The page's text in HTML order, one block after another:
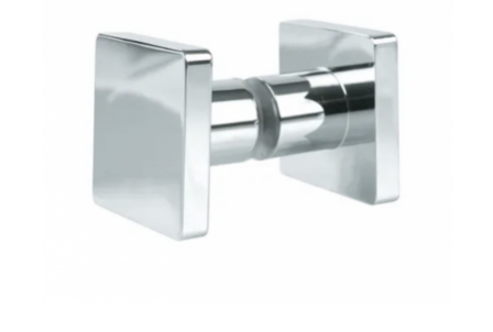
SUIVI DE COMMANDE
TOUS LES TARIFS AU M2
GUIDE : CHOIX PAR UTILISATION
INSPIRATIONS ET NOUVEAUTÉS